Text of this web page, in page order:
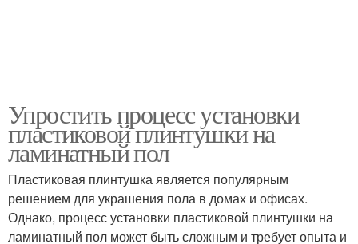
Упростить процесс установки
пластиковой плинтушки на
ламинатный пол
Пластиковая плинтушка является популярным
решением для украшения пола в домах и офисах.
Однако, процесс установки пластиковой плинтушки на
ламинатный пол может быть сложным и требует опыта и